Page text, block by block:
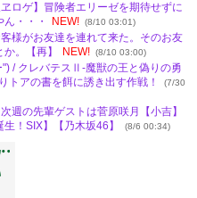
ロゲ】冒険者エリーゼを期待せずに
・・・
NEW! (8/10 03:01)
様がお友達を連れて来た。そのお友
。【再】
NEW! (8/10 03:00)
/ クレバテスⅡ-魔獣の王と偽りの勇
トアの書を餌に誘き出す作戦！
(7/30
週の先輩ゲストは菅原咲月【小吉】
！SIX】【乃木坂46】
(8/6 00:34)